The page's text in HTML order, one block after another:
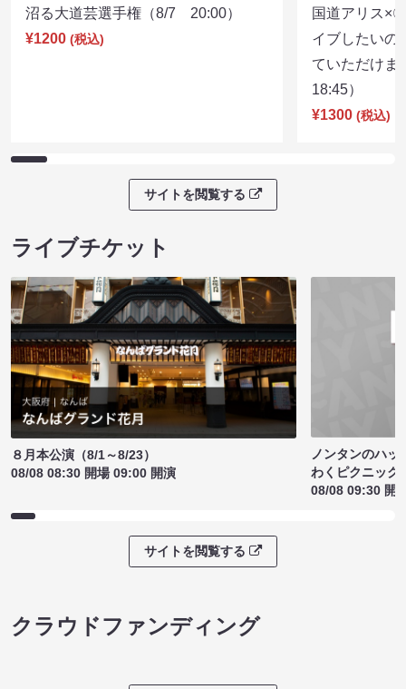
沼る大道芸選手権（8/7 20:00）
¥1200 (税込)
国道アリス×
イブしたいの
ていただけ
18:45）
¥1300 (税込)
サイトを閲覧する
ライブチケット
８月本公演（8/1～8/23）
08/08 08:30 開場 09:00 開演
ノンタンのハッ
わくピクニック
08/08 09:30 開
サイトを閲覧する
クラウドファンディング